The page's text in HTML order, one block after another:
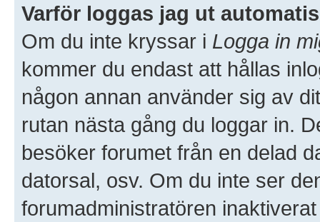
Varför loggas jag ut
Om du inte kryssar i Logga in
kommer du endast att hållas
någon annan använder sig av
rutan nästa gång du loggar in.
besöker forumet från en delad
datorsal, osv. Om du inte ser
forumadministratören